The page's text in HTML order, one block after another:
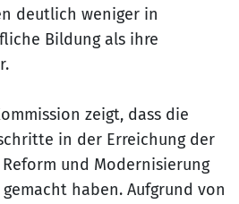
deutlich weniger in
Bildung als ihre
zeigt, dass die
in der Erreichung der
und Modernisierung
haben. Aufgrund von